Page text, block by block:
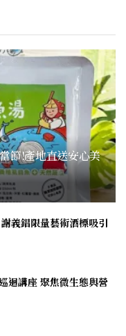
節!產地直送安心美
義錩限量藝術酒標吸引
迴講座 聚焦微生態與營